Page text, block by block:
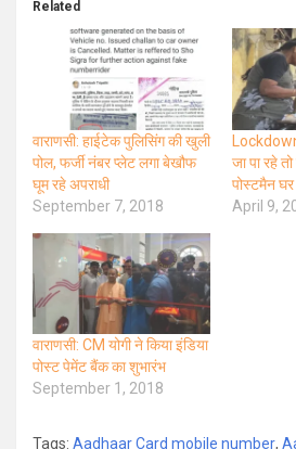
Related
वाराणसी: हाईटेक पुलिसिंग की खुली
पोल, फर्जी नंबर प्लेट लगा बेखौफ
घूम रहे अपराधी
September 7, 2018
जा पा रहे
पोस्टमैन
April 9,
वाराणसी: CM योगी ने किया इंडिया
पोस्ट पेमेंट बैंक का शुभारंभ
September 1, 2018
Tags: Aadhaar Card mobile number,